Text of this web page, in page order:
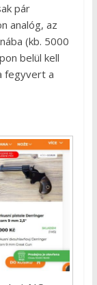
pár
analóg, az
(kb. 5000
belül kell
fegyvert a